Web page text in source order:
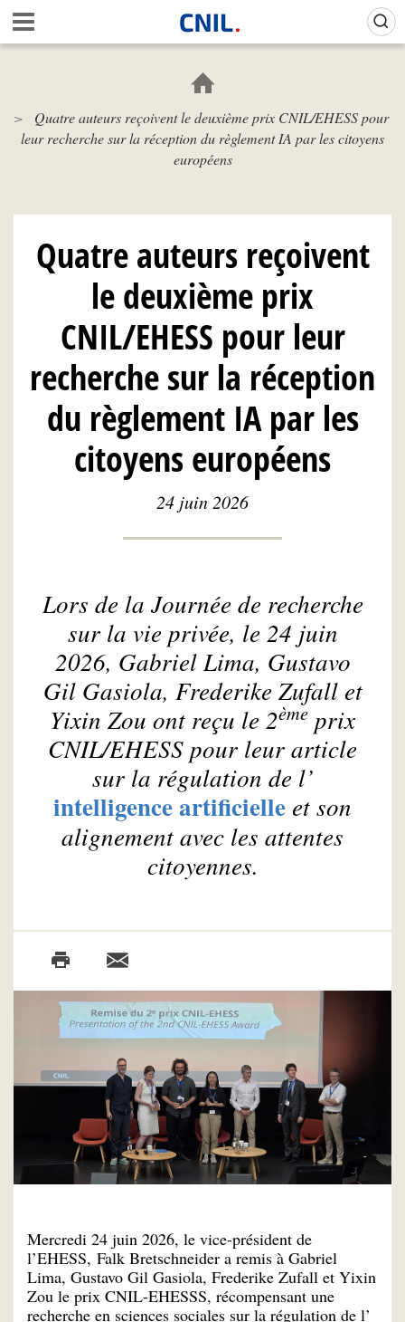
Aller
au
contenu
c
i
l
I
Quatre auteurs reçoivent le deuxième prix CNIL/EHESS pour
leur recherche sur la réception du règlement IA par les citoyens
européens
Quatre auteurs reçoivent
le deuxième prix
CNIL/EHESS pour leur
recherche sur la réception
du règlement IA par les
citoyens européens
24 juin 2026
Lors de la Journée de recherche
sur la vie privée, le 24 juin
2026, Gabriel Lima, Gustavo
Gil Gasiola, Frederike Zufall et
Yixin Zou ont reçu le 2ème prix
CNIL/EHESS pour leur article
sur la régulation de l’
intelligence artificielleet son
alignement avec les attentes
citoyennes.
Mercredi 24 juin 2026, le vice-président de
l’EHESS, Falk Bretschneider a remis à Gabriel
Lima, Gustavo Gil Gasiola, Frederike Zufall et Yixin
Zou le prix CNIL-EHESSS, récompensant une
recherche en sciences sociales sur la régulation de l’
Gestion de vos préférences sur les cookies (témoins de connexion)